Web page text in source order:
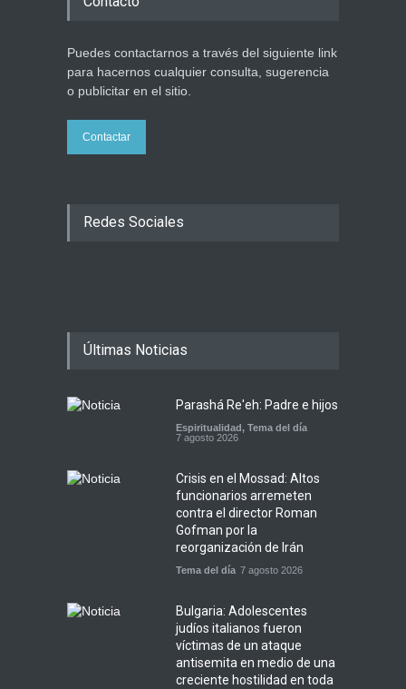
Puedes contactarnos a través del siguiente link
para hacernos cualquier consulta, sugerencia
o publicitar en el sitio.
Contactar
Redes Sociales
Últimas Noticias
Parashá Re'eh: Padre e hijos
Espiritualidad, Tema del día
7 agosto 2026
Crisis en el Mossad: Altos
funcionarios arremeten
contra el director Roman
Gofman por la
reorganización de Irán
Tema del día 7 agosto 2026
Bulgaria: Adolescentes
judíos italianos fueron
víctimas de un ataque
antisemita en medio de una
creciente hostilidad en toda